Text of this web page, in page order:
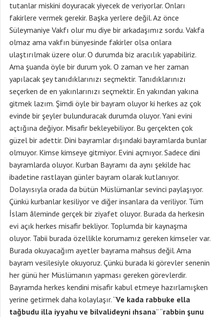
tutanlar miskini doyuracak yiyecek de veriyorlar. Onları
fakirlere vermek gerekir. Başka yerlere değil. Az önce
Süleymaniye Vakfı olur mu diye bir arkadaşımız sordu. Vakfa
olmaz ama vakfın bünyesinde fakirler olsa onlara
ulaştırılmak üzere olur. O durumda biz aracılık yapabiliriz.
Ama şuanda öyle bir durum yok. O zaman ve her zaman
yapılacak şey tanıdıklarınızı seçmektir. Tanıdıklarınızı
seçerken de en yakınlarınızı seçmektir. En yakından yakına
gitmek lazım. Şimdi öyle bir bayram oluyor ki herkes az çok
evinde bir şeyler bulunduracak durumda oluyor. Yani evini
açtığına değiyor. Misafir bekleyebiliyor. Bu gerçekten çok
güzel bir adettir. Dini bayramlar dışındaki bayramlarda bunlar
olmuyor. Kimse kimseye gitmiyor. Evini açmıyor. Sadece dini
bayramlarda oluyor. Kurban Bayramı da aynı şekilde hac
ibadetine rastlayan günler bayram olarak kutlanıyor.
Dolayısıyla orada da bütün Müslümanlar sevinci paylaşıyor.
Çünkü kurbanlar kesiliyor ve diğer insanlara da veriliyor. Tüm
İslam âleminde gerçek bir ziyafet oluyor. Burada da herkesin
evi açık herkes misafir bekliyor. Toplumda bir kaynaşma
oluyor. Tabii burada özellikle korumamız gereken kimseler var.
Burada okuyacağım ayetler bayrama mahsus değil. Ama
bayram vesilesiyle okuyoruz. Çünkü burada ki görevler senenin
her günü her Müslümanın yapması gereken görevlerdir.
Bayramda herkes kendini misafir kabul etmeye hazırlamışken
yerine getirmek daha kolaylaşır. “Ve kada rabbuke ella
tağbudu illa iyyahu ve bilvalideyni ıhsana” “rabbin şunu